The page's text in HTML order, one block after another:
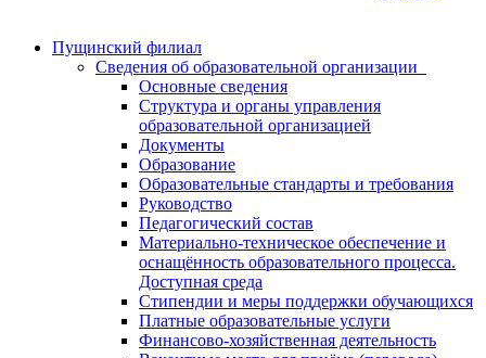
Пущинский филиал
Сведения об образовательной организации
Основные сведения
Структура и органы управления
образовательной организацией
Документы
Образование
Образовательные стандарты и требования
Руководство
Педагогический состав
Материально-техническое обеспечение и
оснащённость образовательного процесса.
Доступная среда
Стипендии и меры поддержки обучающихся
Платные образовательные услуги
Финансово-хозяйственная деятельность